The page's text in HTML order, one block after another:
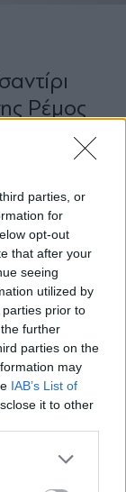
parties, or
for
opt-out
that after your
seeing
utilized by
prior to
further
parties on the
may
IAB’s List of
it to other
Ρέμος